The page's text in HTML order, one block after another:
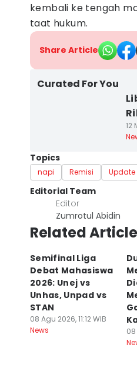
kembali ke tengah
taat hukum.
Share Article
Curated For You
12
Topics
napi Remisi Update
Editorial Team
Editor
Zumrotul Abidin
Related
Semifinal Liga
Debat Mahasiswa
2026: Unej vs
Unhas, Unpad vs
STAN
08 Agu 2026, 11:12 WIB
News
08